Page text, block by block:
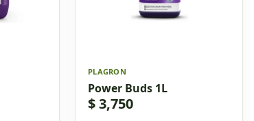
PLAGRON
Power Buds 1L
$ 3,750